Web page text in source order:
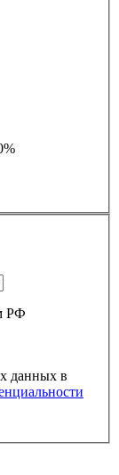
РФ
данных в